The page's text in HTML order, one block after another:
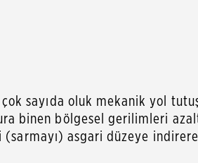
sayıda oluk mekanik yol
binen bölgesel gerilimleri
asgari düzeye